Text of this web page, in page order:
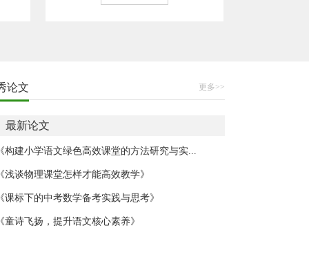
论文 更多>>
最新论文
构建小学语文绿色高效课堂的方法研究与实...
浅谈物理课堂怎样才能高效教学》
课标下的中考数学备考实践与思考》
童诗飞扬，提升语文核心素养》